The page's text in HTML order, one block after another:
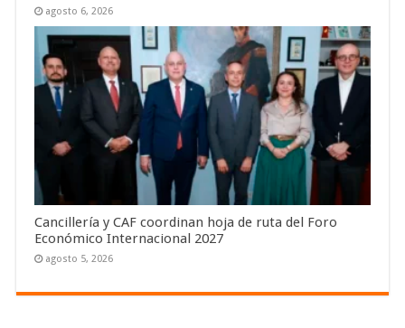
agosto 6, 2026
Cancillería y CAF coordinan hoja de ruta del Foro
Económico Internacional 2027
agosto 5, 2026